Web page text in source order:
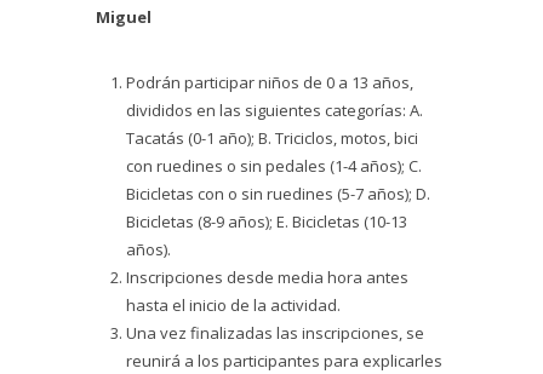
Miguel
Podrán participar niños de 0 a 13 años,
divididos en las siguientes categorías: A.
Tacatás (0-1 año); B. Triciclos, motos, bici
con ruedines o sin pedales (1-4 años); C.
Bicicletas con o sin ruedines (5-7 años); D.
Bicicletas (8-9 años); E. Bicicletas (10-13
años).
Inscripciones desde media hora antes
hasta el inicio de la actividad.
Una vez finalizadas las inscripciones, se
reunirá a los participantes para explicarles